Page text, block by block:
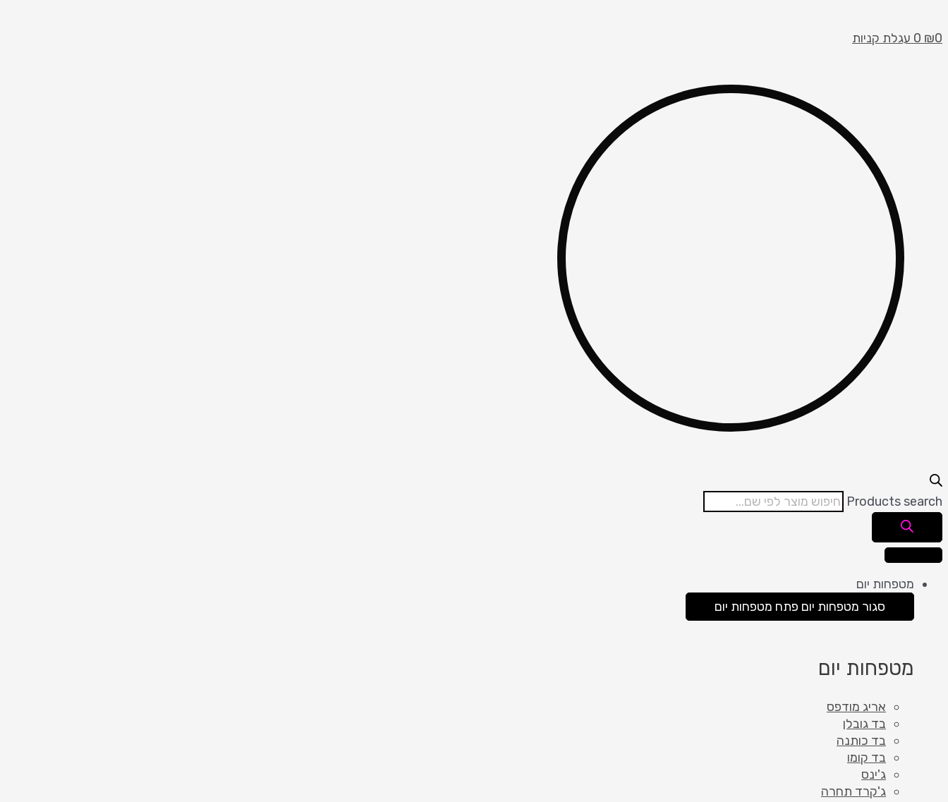
₪0
0 עגלת קניות
Products search
מטפחות יום
סגור מטפחות יום פתח מטפחות יום
מטפחות יום
אריג מודפס
בד גובלן
בד כותנה
בד קומו
ג'ינס
ג'קרד תחרה